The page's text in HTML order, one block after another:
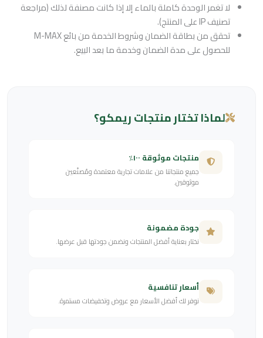
لا تغمر الوحدة كاملة بالماء إلا إذا كانت مصنفة لذلك (مراجعة
تصنيف IP على المنتج).
تحقق من بطاقة الضمان وشروط الخدمة من بائع M-MAX
للحصول على مدة الضمان وخدمة ما بعد البيع.
لماذا تختار منتجات ريمكو؟
منتجات موثوقة ١٠٠٪
جميع منتجاتنا من علامات تجارية معتمدة ومُصنّعين
موثوقين.
جودة مضمونة
نختار بعناية أفضل المنتجات ونضمن جودتها قبل عرضها.
أسعار تنافسية
نوفر لك أفضل الأسعار مع عروض وتخفيضات مستمرة.